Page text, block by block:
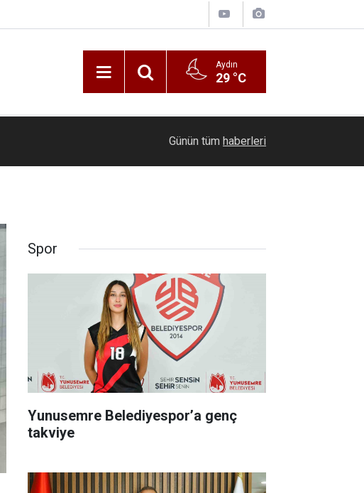
Aydın
29 °C
Makine dairesine düşen vatandaş kurtarıldı
Günün tüm haberleri
Spor
Yunusemre Belediyespor’a genç
takviye